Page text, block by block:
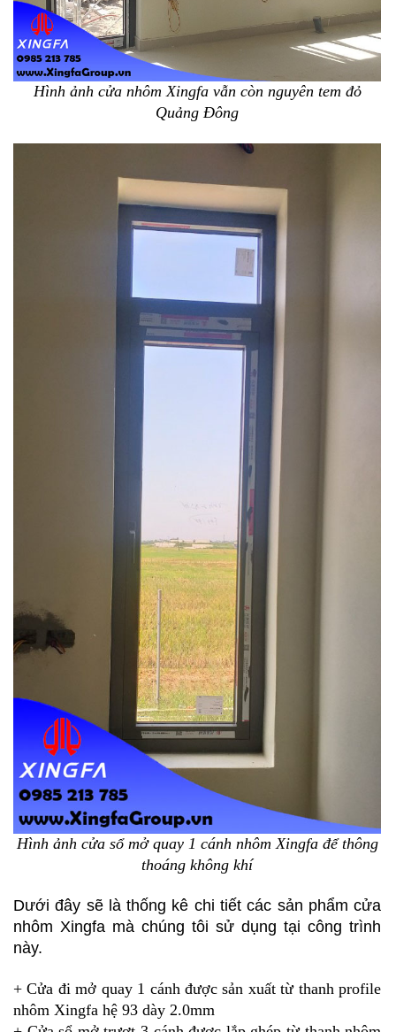
Hình ảnh cửa nhôm Xingfa vẫn còn nguyên tem đỏ
Quảng Đông
Hình ảnh cửa sổ mở quay 1 cánh nhôm Xingfa để thông
thoáng không khí
Dưới đây sẽ là thống kê chi tiết các sản phẩm cửa
nhôm Xingfa mà chúng tôi sử dụng tại công trình
này.
+ Cửa đi mở quay 1 cánh được sản xuất từ thanh profile
nhôm Xingfa hệ 93 dày 2.0mm